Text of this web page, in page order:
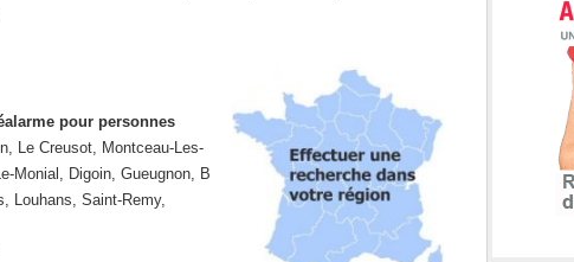
pour personnes
Le Creusot, Montceau-Les-
Monial, Digoin, Gueugnon, B
Louhans, Saint-Remy,